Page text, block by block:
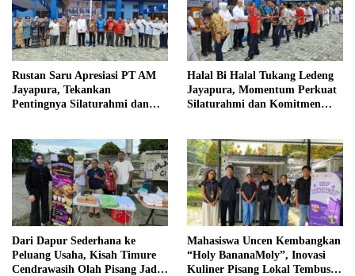
Rustan Saru Apresiasi PT AM
Jayapura, Tekankan
Pentingnya Silaturahmi dan
Halal Bi Halal Tukang Ledeng
Jayapura, Momentum Perkuat
Silaturahmi dan Komitmen
Dari Dapur Sederhana ke
Peluang Usaha, Kisah Timure
Cendrawasih Olah Pisang Jadi
Mahasiswa Uncen Kembangkan
“Holy BananaMoly”, Inovasi
Kuliner Pisang Lokal Tembus